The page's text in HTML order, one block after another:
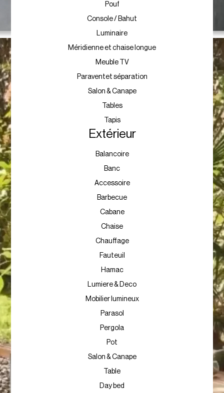
Pouf
Console / Bahut
Luminaire
Méridienne et chaise longue
Meuble TV
Paraventet séparation
Salon & Canape
Tables
Tapis
Extérieur
Balancoire
Banc
Accessoire
Barbecue
Cabane
Chaise
Chauffage
Fauteuil
Hamac
Lumiere & Deco
Mobilier lumineux
Parasol
Pergola
Pot
Salon & Canape
Table
Day bed